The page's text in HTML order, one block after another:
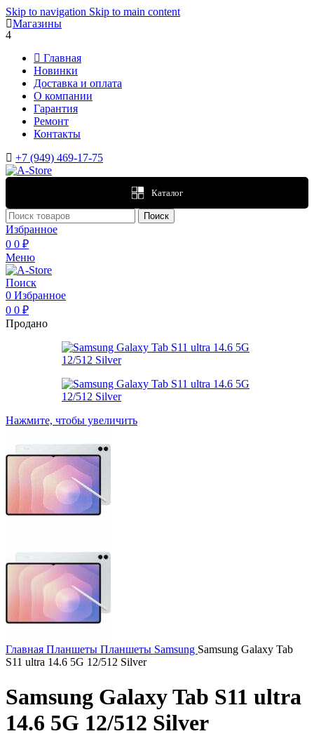
Skip to navigation Skip to main content
Магазины
4
Главная
Новинки
Доставка и оплата
О компании
Гарантия
Ремонт
Контакты
+7 (949) 469-17-75
Каталог
Поиск
Избранное
0 0 ₽
Меню
Поиск
0 Избранное
0 0 ₽
Продано
Нажмите, чтобы увеличить
Главная Планшеты Планшеты Samsung Samsung Galaxy Tab
S11 ultra 14.6 5G 12/512 Silver
Samsung Galaxy Tab S11 ultra
14.6 5G 12/512 Silver